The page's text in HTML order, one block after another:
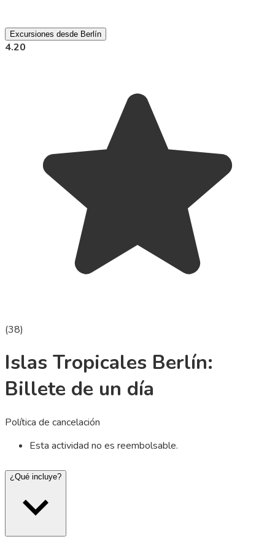
Excursiones desde Berlín
4.20
(38)
Islas Tropicales Berlín:
Billete de un día
Política de cancelación
Esta actividad no es reembolsable.
¿Qué incluye?